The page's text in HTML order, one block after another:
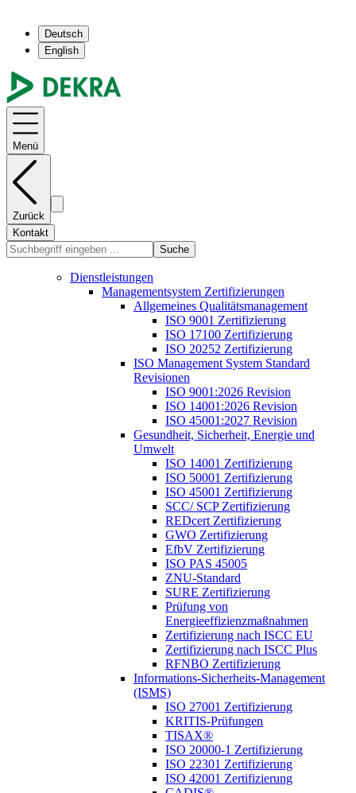
Deutsch
English
Menü
Zurück
Kontakt
Suche
Dienstleistungen
Managementsystem Zertifizierungen
Allgemeines Qualitätsmanagement
ISO 9001 Zertifizierung
ISO 17100 Zertifizierung
ISO 20252 Zertifizierung
ISO Management System Standard
Revisionen
ISO 9001:2026 Revision
ISO 14001:2026 Revision
ISO 45001:2027 Revision
Gesundheit, Sicherheit, Energie und
Umwelt
ISO 14001 Zertifizierung
ISO 50001 Zertifizierung
ISO 45001 Zertifizierung
SCC/ SCP Zertifizierung
REDcert Zertifizierung
GWO Zertifizierung
EfbV Zertifizierung
ISO PAS 45005
ZNU-Standard
SURE Zertifizierung
Prüfung von
Energieeffizienzmaßnahmen
Zertifizierung nach ISCC EU
Zertifizierung nach ISCC Plus
RFNBO Zertifizierung
Informations-Sicherheits-Management
(ISMS)
ISO 27001 Zertifizierung
KRITIS-Prüfungen
TISAX®
ISO 20000-1 Zertifizierung
ISO 22301 Zertifizierung
ISO 42001 Zertifizierung